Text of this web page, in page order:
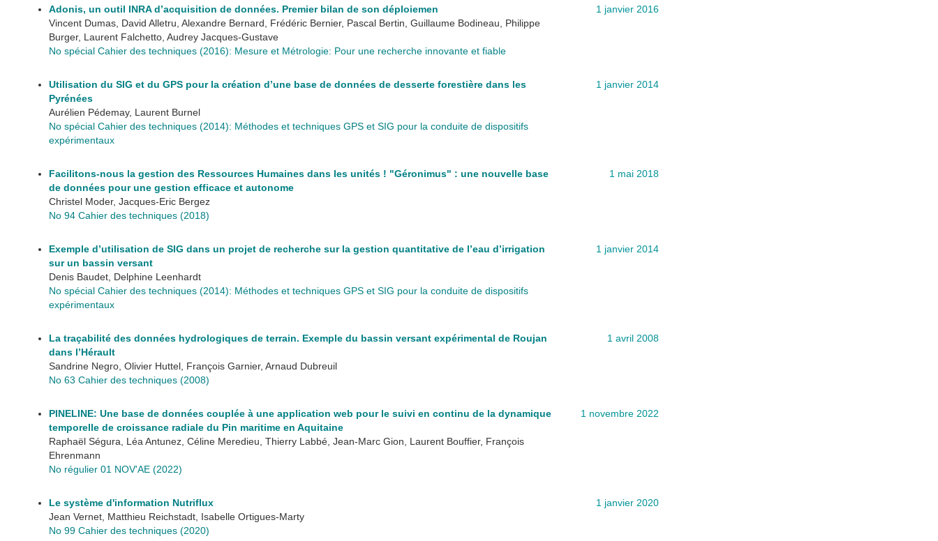
1 janvier 2016
Adonis, un outil INRA d’acquisition de données. Premier bilan de son déploiemen
Vincent Dumas, David Alletru, Alexandre Bernard, Frédéric Bernier, Pascal Bertin, Guillaume Bodineau, Philippe
Burger, Laurent Falchetto, Audrey Jacques-Gustave
No spécial Cahier des techniques (2016): Mesure et Métrologie: Pour une recherche innovante et fiable
1 janvier 2014
Utilisation du SIG et du GPS pour la création d’une base de données de desserte forestière dans les
Pyrénées
Aurélien Pédemay, Laurent Burnel
No spécial Cahier des techniques (2014): Méthodes et techniques GPS et SIG pour la conduite de dispositifs
expérimentaux
1 mai 2018
Facilitons-nous la gestion des Ressources Humaines dans les unités ! "Géronimus" : une nouvelle base
de données pour une gestion efficace et autonome
Christel Moder, Jacques-Eric Bergez
No 94 Cahier des techniques (2018)
1 janvier 2014
Exemple d’utilisation de SIG dans un projet de recherche sur la gestion quantitative de l’eau d’irrigation
sur un bassin versant
Denis Baudet, Delphine Leenhardt
No spécial Cahier des techniques (2014): Méthodes et techniques GPS et SIG pour la conduite de dispositifs
expérimentaux
1 avril 2008
La traçabilité des données hydrologiques de terrain. Exemple du bassin versant expérimental de Roujan
dans l’Hérault
Sandrine Negro, Olivier Huttel, François Garnier, Arnaud Dubreuil
No 63 Cahier des techniques (2008)
1 novembre 2022
PINELINE: Une base de données couplée à une application web pour le suivi en continu de la dynamique
temporelle de croissance radiale du Pin maritime en Aquitaine
Raphaël Ségura, Léa Antunez, Céline Meredieu, Thierry Labbé, Jean-Marc Gion, Laurent Bouffier, François
Ehrenmann
No régulier 01 NOV'AE (2022)
1 janvier 2020
Le système d'information Nutriflux
Jean Vernet, Matthieu Reichstadt, Isabelle Ortigues-Marty
No 99 Cahier des techniques (2020)